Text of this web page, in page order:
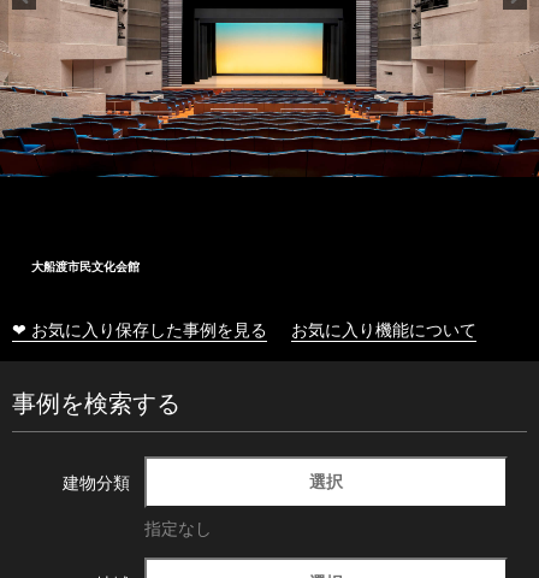
大船渡市民文化会館
❤ お気に入り保存した事例を見る お気に入り機能について
事例を検索する
建物分類 選択
指定なし